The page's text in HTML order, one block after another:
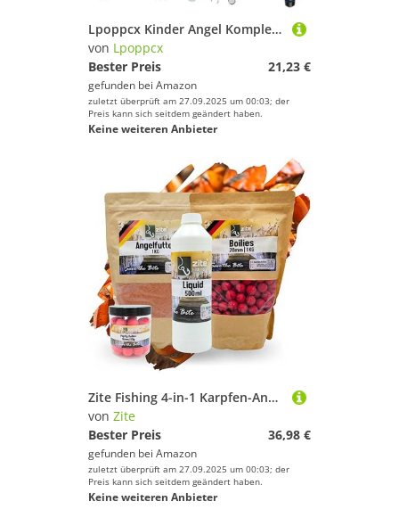
Lpoppcx Kinder Angel Komplettset - Tragbares Kinder Angelruten Set | Spinnfischen Starterset Ausrüstung Anfänger Für Süßwasser Salzwasser Outdoor Jugendliche
von Lpoppcx
Bester Preis
21,23 €
gefunden bei Amazon
zuletzt überprüft am 27.09.2025 um 00:03; der
Preis kann sich seitdem geändert haben.
Keine weiteren Anbieter
Zite Fishing 4-in-1 Karpfen-Angel-Set | 16+20 mm Boilies | 1kg Groundbait Angelfutter | 500 ml Flüssigaroma | Intensives Monster Crab-Aroma | Hochwertige Zutaten
von Zite
Bester Preis
36,98 €
gefunden bei Amazon
zuletzt überprüft am 27.09.2025 um 00:03; der
Preis kann sich seitdem geändert haben.
Keine weiteren Anbieter